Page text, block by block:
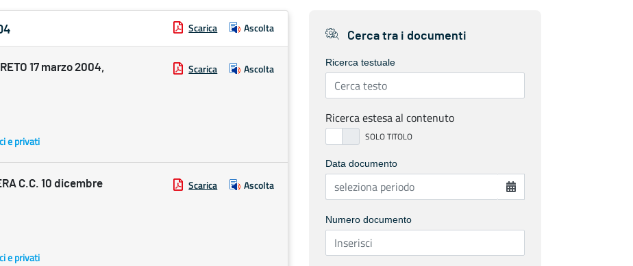
Scarica Ascolta
17 marzo 2004,
Scarica Ascolta
e privati
C.C. 10 dicembre
Scarica Ascolta
e privati
Cerca tra i documenti
Ricerca testuale
Ricerca estesa al contenuto
Data documento
Numero documento